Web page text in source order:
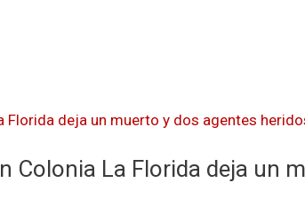
Colonia La Florida deja un